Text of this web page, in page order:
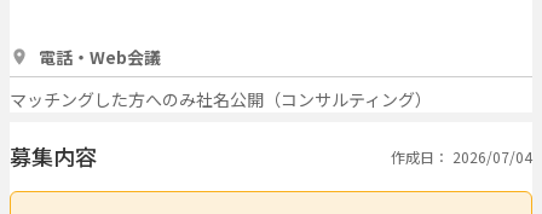
電話・Web会議
マッチングした方へのみ社名公開（コンサルティング）
募集内容 作成日： 2026/07/04